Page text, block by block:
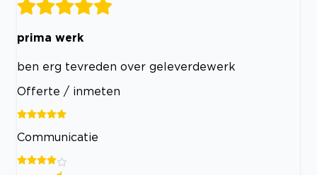
prima werk
ben erg tevreden over geleverdewerk
Offerte / inmeten
Communicatie